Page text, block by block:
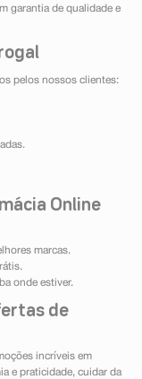
garantia de qualidade e
pelos nossos clientes:
Online
marcas.
onde estiver.
de
incríveis em
e praticidade, cuidar da